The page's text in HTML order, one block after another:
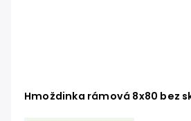
Hmoždinka rámová 8x80 bez